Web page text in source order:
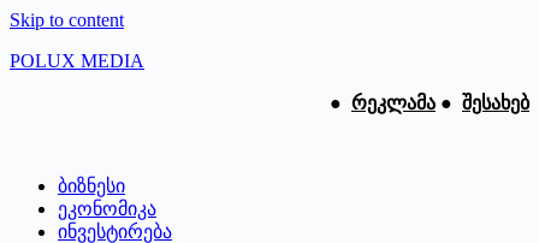
Skip to content
POLUX MEDIA
● რეკლამა ● შესახებ
ბიზნესი
ეკონომიკა
ინვესტირება